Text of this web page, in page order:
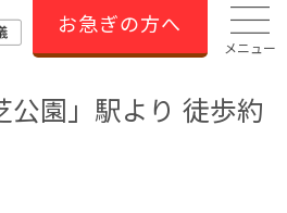
お急ぎの方へ
メニュー
公園」駅より 徒歩約